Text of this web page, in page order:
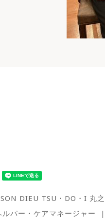
DIEU TSU・DO・I 丸
パー・ケアマネージャー